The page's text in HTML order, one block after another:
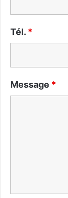
Tél. *
Message *